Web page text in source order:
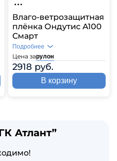
Влаго-ветрозащитная
плёнка Ондутис А100
Смарт
Цена зарулон
2918 руб.
Подробнее
В корзину
Атлант”